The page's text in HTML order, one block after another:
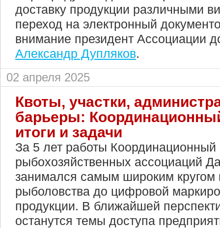
доставку продукции различными
переход на электронный
внимание президент Ассоциации
Александр Дупляков.
02 апреля 2025
Квоты, участки,
барьеры:
итоги и задачи
За 5 лет работы Координационный
рыбохозяйственных ассоциаций
занимался самым широким кругом
рыболовства до цифровой
продукции. В ближайшей
останутся темы доступа